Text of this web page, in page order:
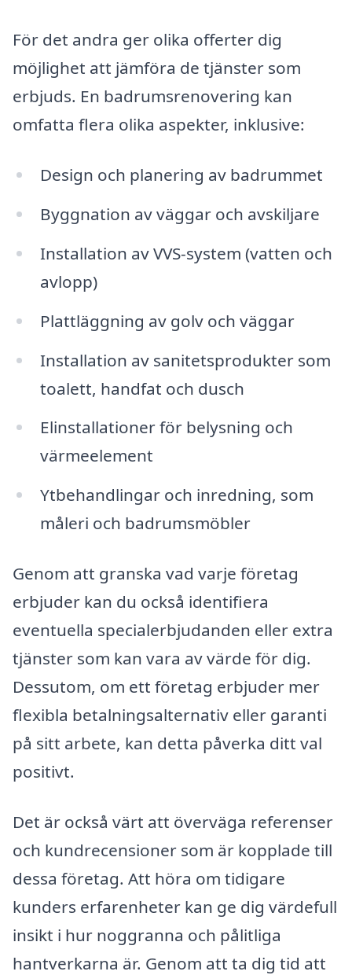
För det andra ger olika offerter dig
möjlighet att jämföra de tjänster som
erbjuds. En badrumsrenovering kan
omfatta flera olika aspekter, inklusive:
Design och planering av badrummet
Byggnation av väggar och avskiljare
Installation av VVS-system (vatten och
avlopp)
Plattläggning av golv och väggar
Installation av sanitetsprodukter som
toalett, handfat och dusch
Elinstallationer för belysning och
värmeelement
Ytbehandlingar och inredning, som
måleri och badrumsmöbler
Genom att granska vad varje företag
erbjuder kan du också identifiera
eventuella specialerbjudanden eller extra
tjänster som kan vara av värde för dig.
Dessutom, om ett företag erbjuder mer
flexibla betalningsalternativ eller garanti
på sitt arbete, kan detta påverka ditt val
positivt.
Det är också värt att överväga referenser
och kundrecensioner som är kopplade till
dessa företag. Att höra om tidigare
kunders erfarenheter kan ge dig värdefull
insikt i hur noggranna och pålitliga
hantverkarna är. Genom att ta dig tid att